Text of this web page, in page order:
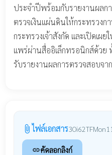
ประจำปีพร้อมกับรายงานผลก
ตรวจเงินแผ่นดินให้กระทรวง
กระทรวงเจ้าสังกัด และเปิดเผ
แพร่ผ่านสื่ออิเล็กทรอนิกส์ด้วย
รับรายงานผลการตรวจสอบจ
attach_file ไฟล์เอกสาร
linkคัดลอกลิงก์